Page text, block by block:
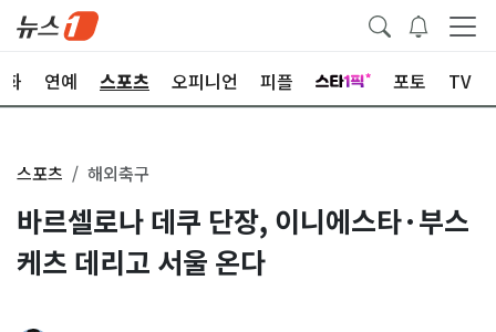
화 연예 스포츠 오피니언 피플 포토 TV
스포츠 해외축구
바르셀로나 데쿠 단장, 이니에스타·부스
케츠 데리고 서울 온다